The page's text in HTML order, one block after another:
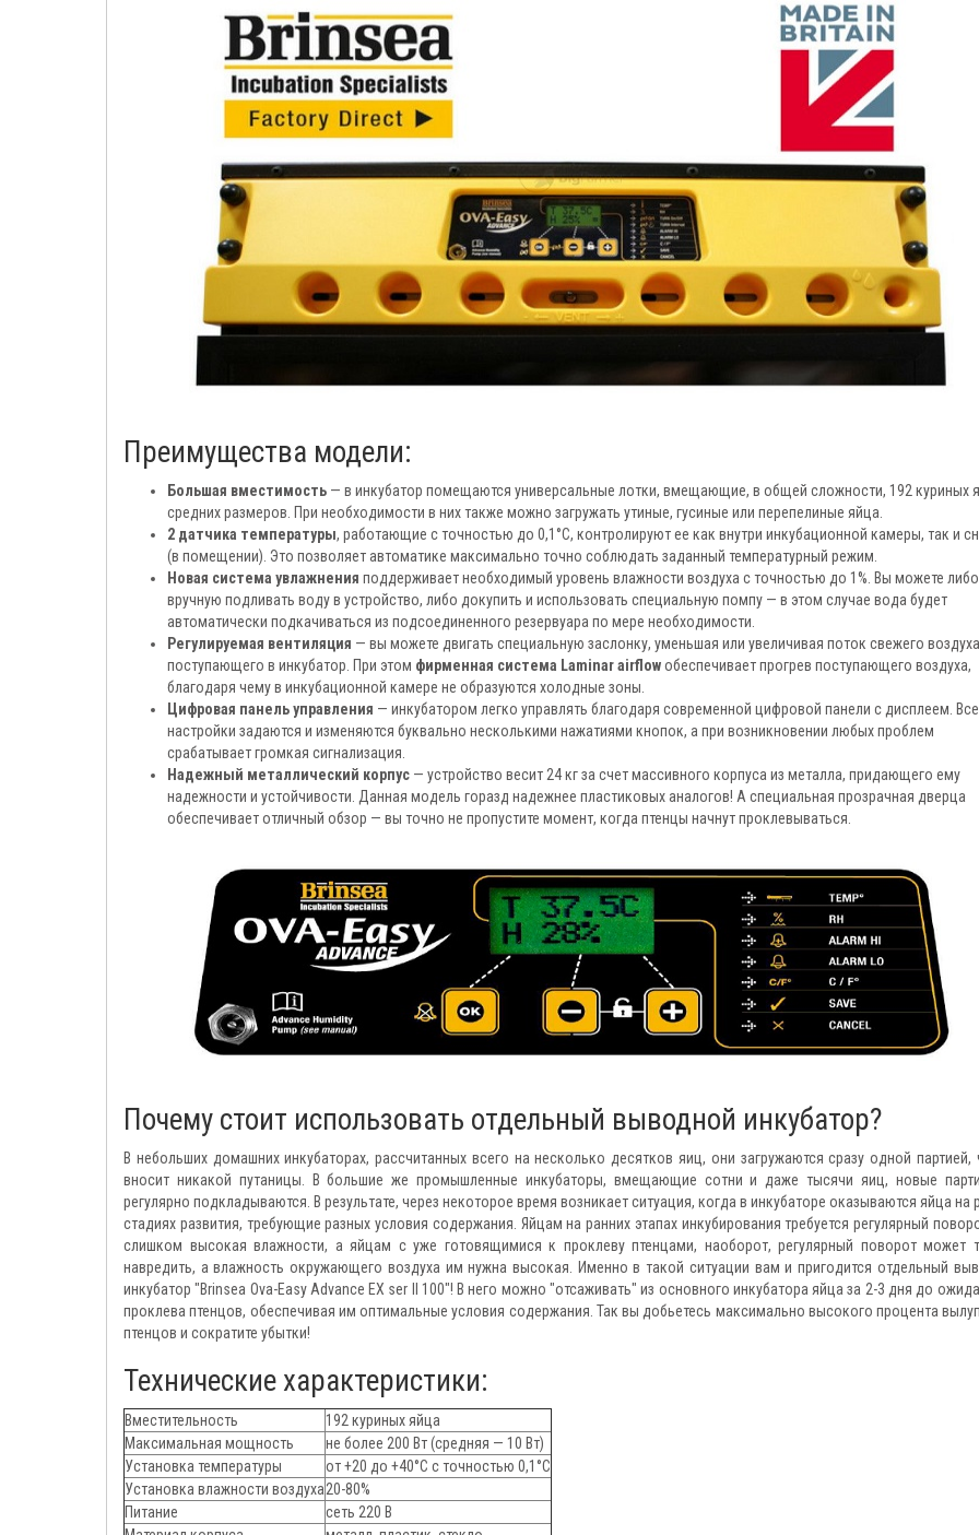
Преимущества модели:
Большая вместимость — в инкубатор помещаются универсальные лотки, вмещающие, в общей сложности, 192 куриных
средних размеров. При необходимости в них также можно загружать утиные, гусиные или перепелиные яйца.
2 датчика температуры, работающие с точностью до 0,1°C, контролируют ее как внутри инкубационной камеры, так и
(в помещении). Это позволяет автоматике максимально точно соблюдать заданный температурный режим.
Новая система увлажнения поддерживает необходимый уровень влажности воздуха с точностью до 1%. Вы можете либо
вручную подливать воду в устройство, либо докупить и использовать специальную помпу — в этом случае вода будет
автоматически подкачиваться из подсоединенного резервуара по мере необходимости.
Регулируемая вентиляция — вы можете двигать специальную заслонку, уменьшая или увеличивая поток свежего
поступающего в инкубатор. При этом фирменная система Laminar airflowобеспечивает прогрев поступающего воздуха,
благодаря чему в инкубационной камере не образуются холодные зоны.
Цифровая панель управления — инкубатором легко управлять благодаря современной цифровой панели с дисплеем. Все
настройки задаются и изменяются буквально несколькими нажатиями кнопок, а при возникновении любых проблем
срабатывает громкая сигнализация.
Надежный металлический корпус — устройство весит 24 кг за счет массивного корпуса из металла, придающего ему
надежности и устойчивости. Данная модель горазд надежнее пластиковых аналогов! А специальная прозрачная дверца
обеспечивает отличный обзор — вы точно не пропустите момент, когда птенцы начнут проклевываться.
Почему стоит использовать отдельный выводной инкубатор?
В небольших домашних инкубаторах, рассчитанных всего на несколько десятков яиц, они загружаются сразу одной партией,
вносит никакой путаницы. В большие же промышленные инкубаторы, вмещающие сотни и даже тысячи яиц, новые
регулярно подкладываются. В результате, через некоторое время возникает ситуация, когда в инкубаторе оказываются яйца на
стадиях развития, требующие разных условия содержания. Яйцам на ранних этапах инкубирования требуется регулярный
слишком высокая влажности, а яйцам с уже готовящимися к проклеву птенцами, наоборот, регулярный поворот может
навредить, а влажность окружающего воздуха им нужна высокая. Именно в такой ситуации вам и пригодится отдельный
инкубатор "Brinsea Ova-Easy Advance EX ser II 100"! В него можно "отсаживать" из основного инкубатора яйца за 2-3 дня до
проклева птенцов, обеспечивая им оптимальные условия содержания. Так вы добьетесь максимально высокого процента
птенцов и сократите убытки!
Технические характеристики:
Вместительность
192 куриных яйца
Максимальная мощность
не более 200 Вт (средняя — 10 Вт)
Установка температуры
от +20 до +40°C с точностью 0,1°C
Установка влажности воздуха20-80%
Питание
сеть 220 В